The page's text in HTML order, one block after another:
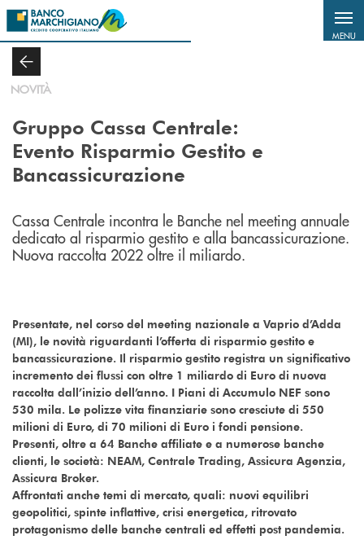
Salta al contenuto principale
MENU
NOVITÀ
Gruppo Cassa Centrale:
Evento Risparmio Gestito e
Bancassicurazione
Cassa Centrale incontra le Banche nel meeting annuale
dedicato al risparmio gestito e alla bancassicurazione.
Nuova raccolta 2022 oltre il miliardo.
Presentate, nel corso del meeting nazionale a Vaprio d’Adda
(MI), le novità riguardanti l’offerta di risparmio gestito e
bancassicurazione. Il risparmio gestito registra un significativo
incremento dei flussi con oltre 1 miliardo di Euro di nuova
raccolta dall’inizio dell’anno. I Piani di Accumulo NEF sono
530 mila. Le polizze vita finanziarie sono cresciute di 550
milioni di Euro, di 70 milioni di Euro i fondi pensione.
Presenti, oltre a 64 Banche affiliate e a numerose banche
clienti, le società: NEAM, Centrale Trading, Assicura Agenzia,
Assicura Broker.
Affrontati anche temi di mercato, quali: nuovi equilibri
geopolitici, spinte inflattive, crisi energetica, ritrovato
protagonismo delle banche centrali ed effetti post pandemia.